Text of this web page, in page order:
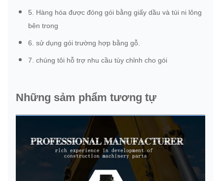
5. Hàng hóa được đóng gói bằng giấy dầu và túi ni lông
bên trong
6. sử dụng gói trường hợp bằng gỗ.
7. chúng tôi hỗ trợ nhu cầu tùy chỉnh cho gói
Những sảm phẩm tương tự